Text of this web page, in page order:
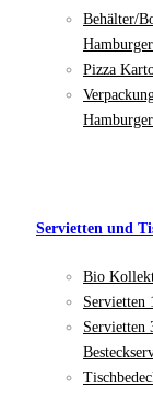
Behälter/
Pizza
Servietten und
Bio
Servietten